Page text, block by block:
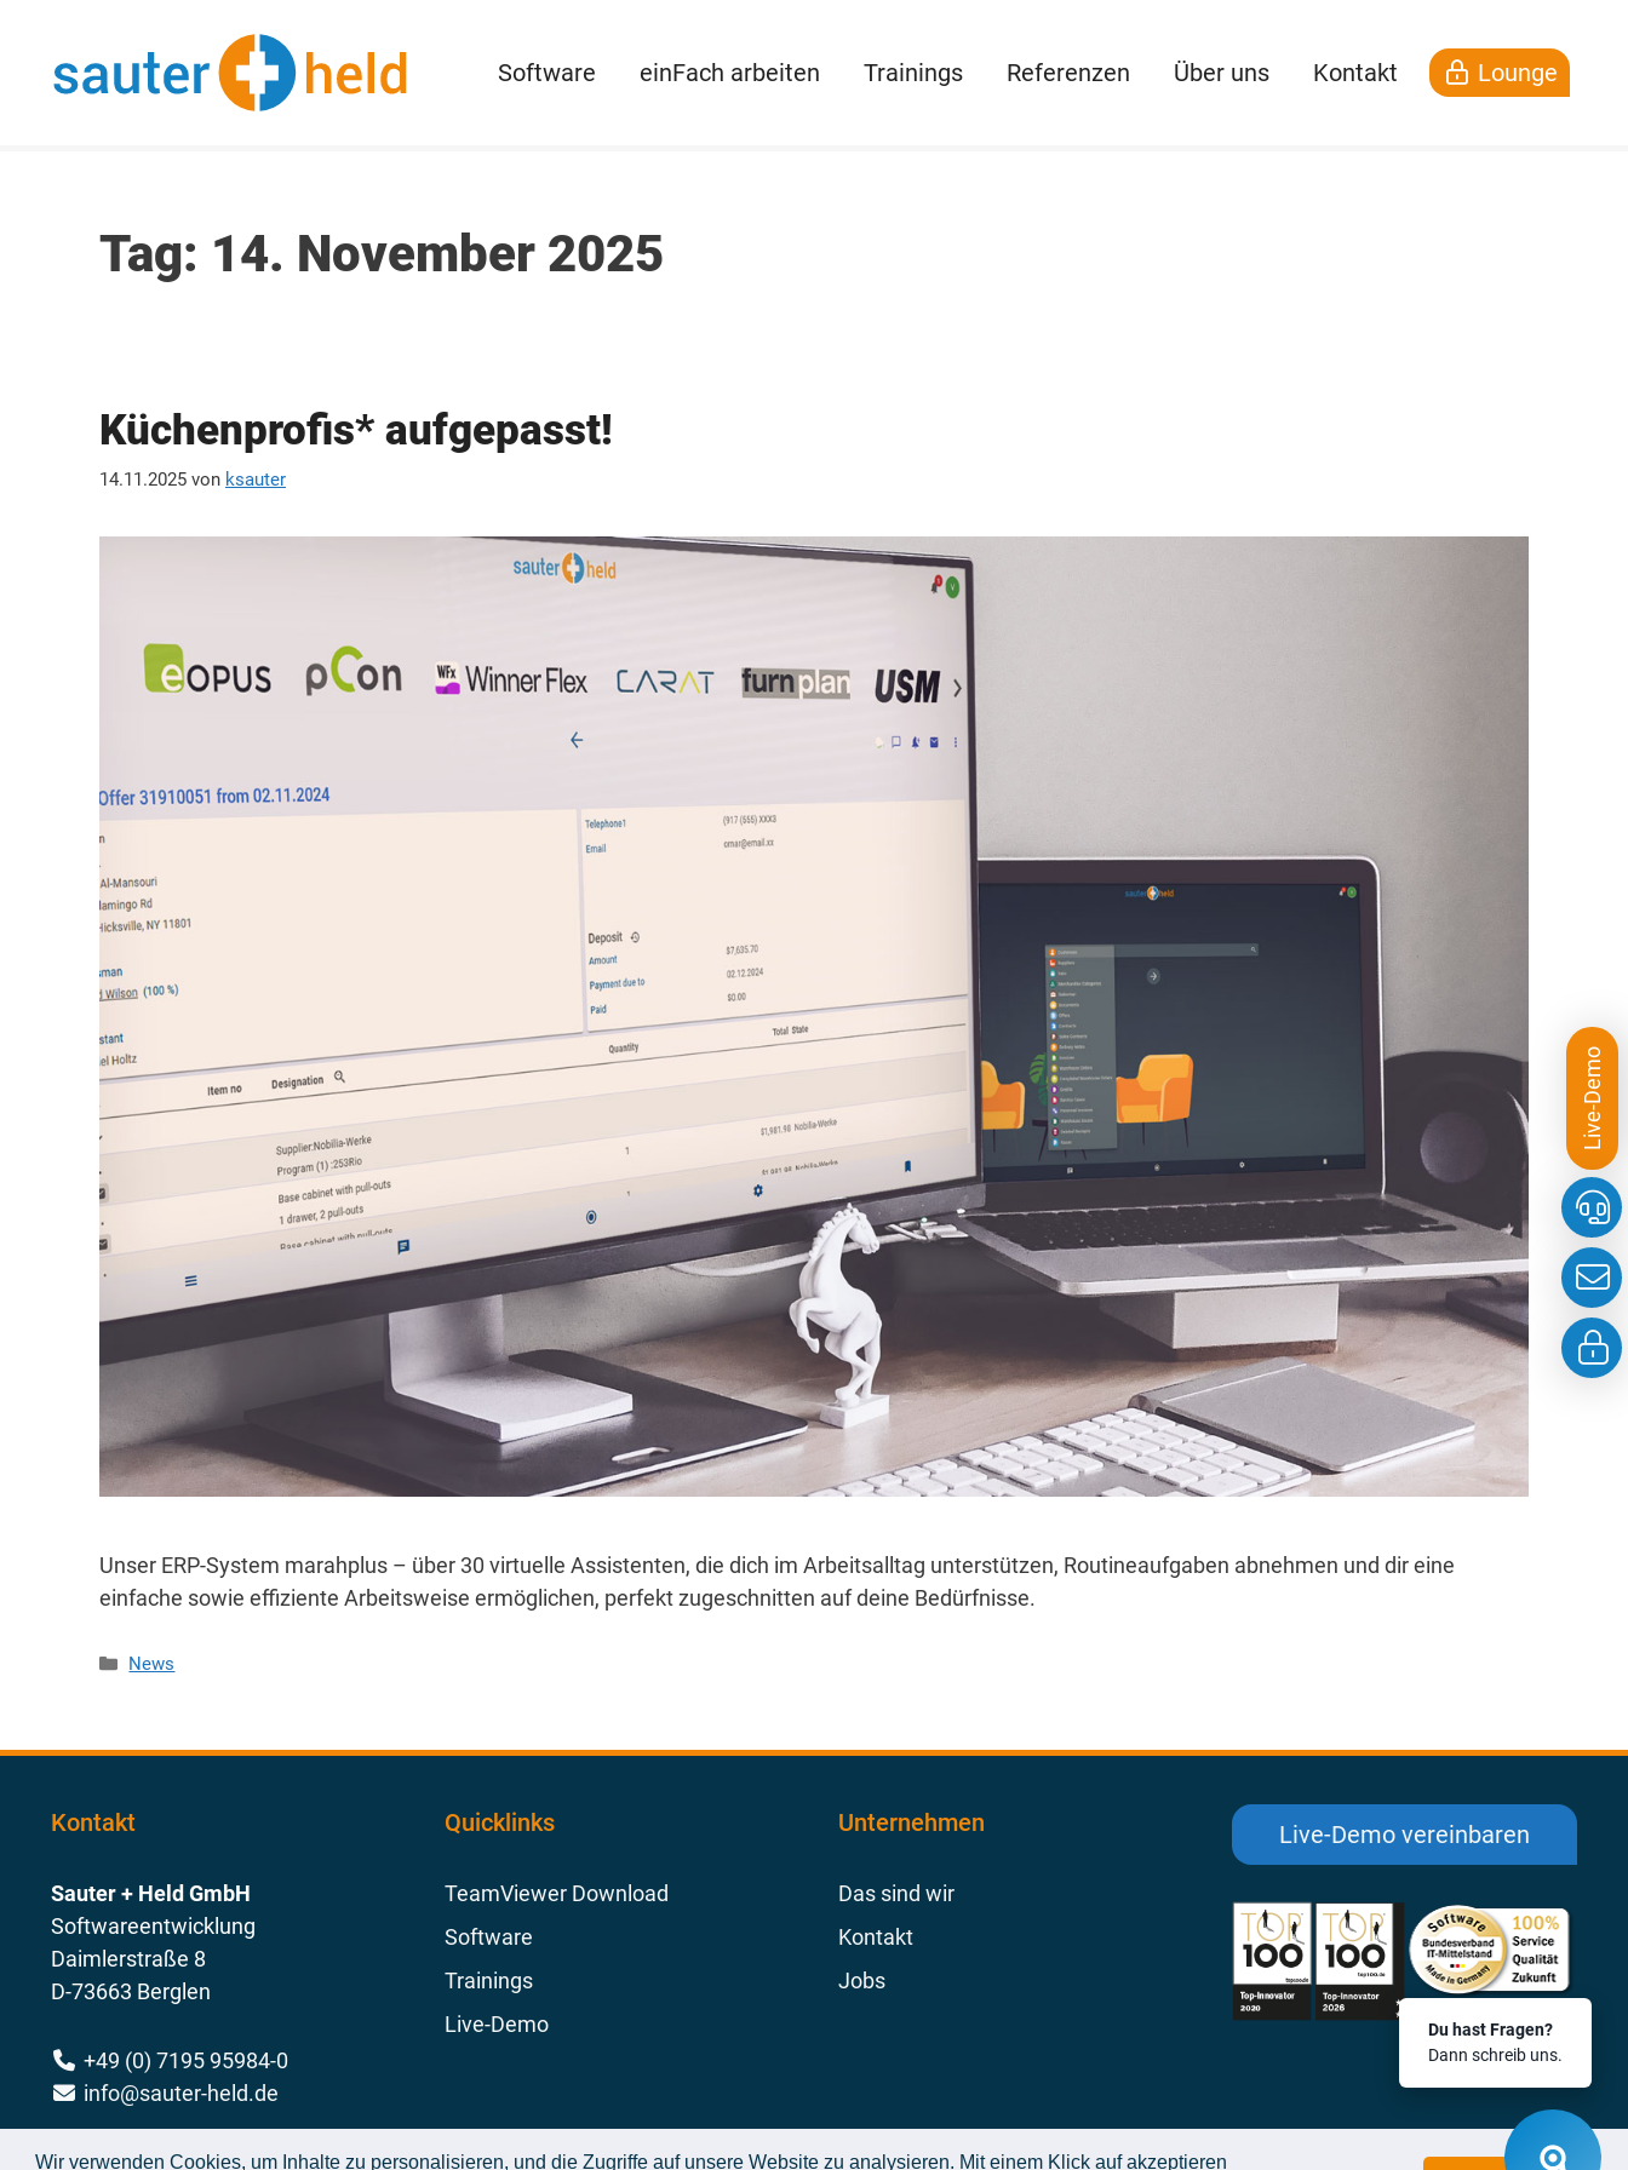
Wir verwenden Cookies, um Inhalte zu personalisieren, und die Zugriffe auf unsere Website zu analysieren. Mit einem Klick auf akzeptieren
springen
Software einFach arbeiten Trainings Referenzen Über uns Kontakt Lounge
Tag: 14. November 2025
Küchenprofis* aufgepasst!
14.11.2025 von ksauter
Unser ERP-System marahplus – über 30 virtuelle Assistenten, die dich im Arbeitsalltag unterstützen, Routineaufgaben abnehmen und dir eine
einfache sowie effiziente Arbeitsweise ermöglichen, perfekt zugeschnitten auf deine Bedürfnisse.
Kategorien
News
Kontakt
Sauter + Held GmbH
Softwareentwicklung
Daimlerstraße 8
D-73663 Berglen
+49 (0) 7195 95984-0​
info@sauter-held.de
Quicklinks
TeamViewer Download
Software
Trainings
Live-Demo
Unternehmen
Das sind wir
Kontakt
Jobs
Live-Demo vereinbaren
Live-Demo
Du hast Fragen?
Dann schreib uns.